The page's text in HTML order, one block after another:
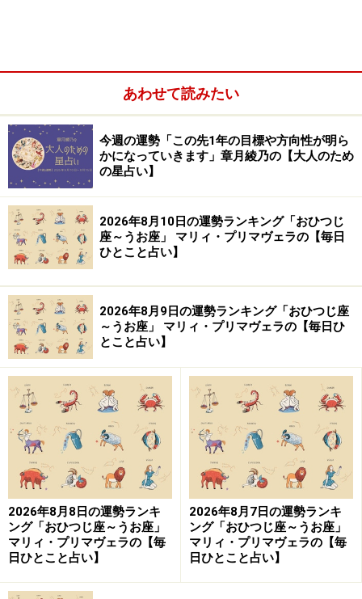
やぎ座さんは、自分の力を買い被っているのです。頑張
ぎます。平日の夜を予備タイムと考えると、グッとラク
になるはず。
【処方箋】
・ スカスカ主義で
公私ともに誘いが多く、気付くと過密なスケジュールに
なってしまいやすいでしょう。
でも、もともと抱えているものが多いため、ひょんなこ
とで何かが狂うと、総崩れになるリスクが高いはず。そ
こで、アポイントメントは夜に入れないように調整をか
けていくといいでしょう。絶対に外せない予定だけ、週
に最大2日までと決めておくと、融通が利くようになり
ます。
今は、空っぽでも、なんだかんだでいろいろ埋まってい
くはず。
・門限を作る
この時間までには、必ず、家に帰るとマイルールを設定
して。
あわせて読みたい
今週の運勢「この先1年の目標や方向性が明ら
かになっていきます」章月綾乃の【大人のため
の星占い】
2026年8月10日の運勢ランキング「おひつじ
座～うお座」 マリィ・プリマヴェラの【毎日
ひとこと占い】
2026年8月9日の運勢ランキング「おひつじ座
～うお座」 マリィ・プリマヴェラの【毎日ひ
とこと占い】
2026年8月8日の運勢ランキ
ング「おひつじ座～うお座」
マリィ・プリマヴェラの【毎
日ひとこと占い】
2026年8月7日の運勢ランキ
ング「おひつじ座～うお座」
マリィ・プリマヴェラの【毎
日ひとこと占い】